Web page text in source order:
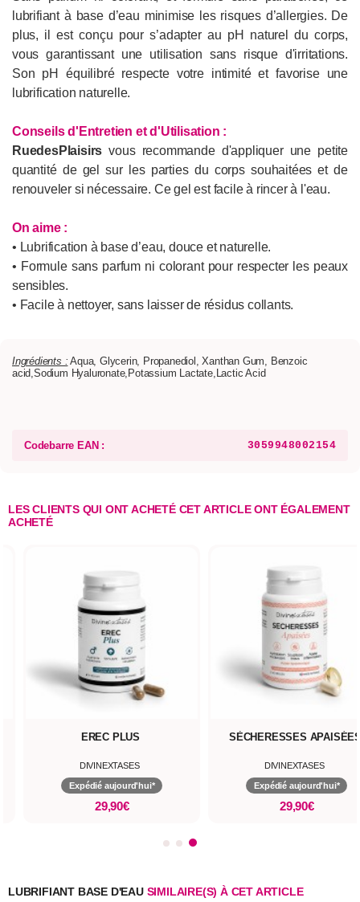
lubrifiant à base d’eau minimise les risques d’allergies. De
plus, il est conçu pour s’adapter au pH naturel du corps,
vous garantissant une utilisation sans risque d'irritations.
Son pH équilibré respecte votre intimité et favorise une
lubrification naturelle.
Conseils d'Entretien et d'Utilisation :
RuedesPlaisirs vous recommande d'appliquer une petite
quantité de gel sur les parties du corps souhaitées et de
renouveler si nécessaire. Ce gel est facile à rincer à l'eau.
On aime :
• Lubrification à base d’eau, douce et naturelle.
• Formule sans parfum ni colorant pour respecter les peaux
sensibles.
• Facile à nettoyer, sans laisser de résidus collants.
Ingrédients : Aqua, Glycerin, Propanediol, Xanthan Gum, Benzoic
acid,Sodium Hyaluronate,Potassium Lactate,Lactic Acid
Codebarre EAN : 3059948002154
LES CLIENTS QUI ONT ACHETÉ CET ARTICLE ONT ÉGALEMENT
ACHETÉ
aujourd'hui*
PERF MAX
Expédié aujourd'hui*
LUBRIFIANT BASE D'EAUSIMILAIRE(S) À CET ARTICLE